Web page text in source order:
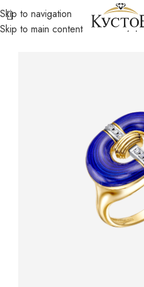
Skip to navigation
Skip to main content
Главная Каталог Золотые